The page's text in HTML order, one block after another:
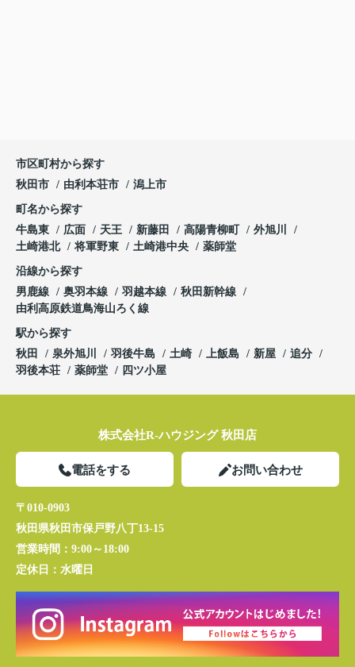
市区町村から探す
秋田市
由利本荘市 潟上市
町名から探す
牛島東
広面 天王 新藤田 高陽青柳町
外旭川
土崎港北
将軍野東 土崎港中央 薬師堂
沿線から探す
男鹿線
奥羽本線 羽越本線
秋田新幹線
由利高原鉄道鳥海山ろく線
駅から探す
秋田
泉外旭川 羽後牛島 土崎 上飯島 新屋
追分
羽後本荘
薬師堂 四ツ小屋
株式会社R-ハウジング 秋田店
電話をする お問い合わせ
〒010-0903
秋田県秋田市保戸野八丁13-15
営業時間： 9:00～18:00
定休日： 水曜日